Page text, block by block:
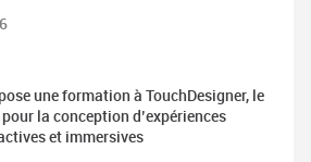
une formation à TouchDesigner, le
la conception d’expériences
et immersives